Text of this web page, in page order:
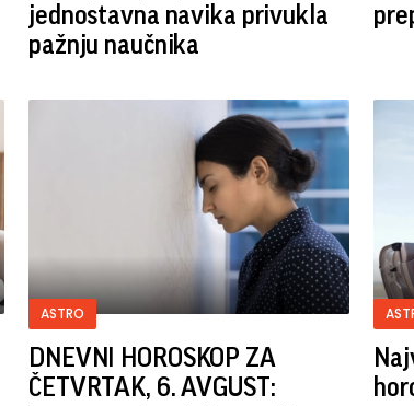
jednostavna navika privukla
pažnju naučnika
ASTRO
DNEVNI HOROSKOP ZA
ČETVRTAK, 6. AVGUST: